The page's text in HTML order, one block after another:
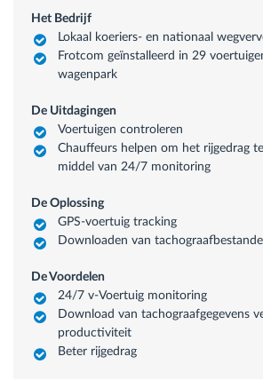
Het Bedrijf
Lokaal koeriers- en nationaal
Frotcom geïnstalleerd in 29
wagenpark
De Uitdagingen
Voertuigen controleren
Chauffeurs helpen om het rijgedrag
middel van 24/7 monitoring
De Oplossing
GPS-voertuig tracking
Downloaden van
De Voordelen
24/7 v-Voertuig monitoring
Download van tachograafgegevens
productiviteit
Beter rijgedrag